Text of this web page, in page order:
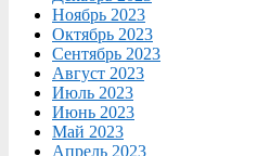
Ноябрь 2023
Октябрь 2023
Сентябрь 2023
Август 2023
Июль 2023
Июнь 2023
Май 2023
Апрель 2023